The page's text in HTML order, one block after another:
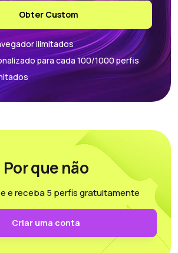
Obter Custom
ilimitados
para cada 100/1000 perfis
Por que não
e receba 5 perfis gratuitamente
Criar uma conta